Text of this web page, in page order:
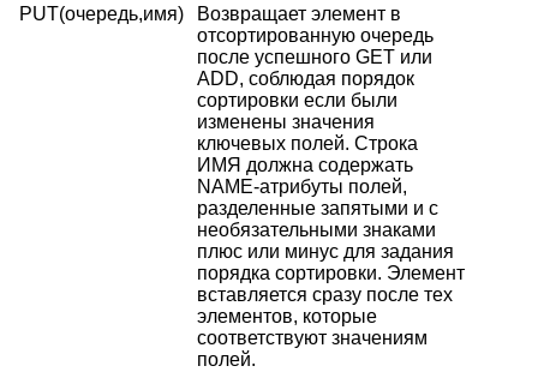
PUT(очередь,имя)
Возвращает элемент в
отсортированную очередь
после успешного GET или
ADD, соблюдая порядок
сортировки если были
изменены значения
ключевых полей. Строка
ИМЯ должна содержать
NAME-атрибуты полей,
разделенные запятыми и с
необязательными знаками
плюс или минус для задания
порядка сортировки. Элемент
вставляется сразу после тех
элементов, которые
соответствуют значениям
полей.